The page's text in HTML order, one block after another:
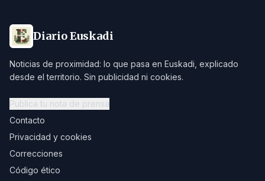
Diario Euskadi
Noticias de proximidad: lo que pasa en Euskadi, explicado
desde el territorio. Sin publicidad ni cookies.
Publica tu nota de prensa
Contacto
Privacidad y cookies
Correcciones
Código ético